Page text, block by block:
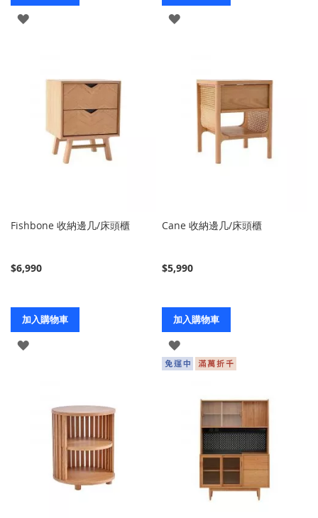
登
登
Fishbone 收納邊几/床頭櫃
$6,990
加入購物車
登
Cane 收納邊几/床頭櫃
$5,990
加入購物車
登
入